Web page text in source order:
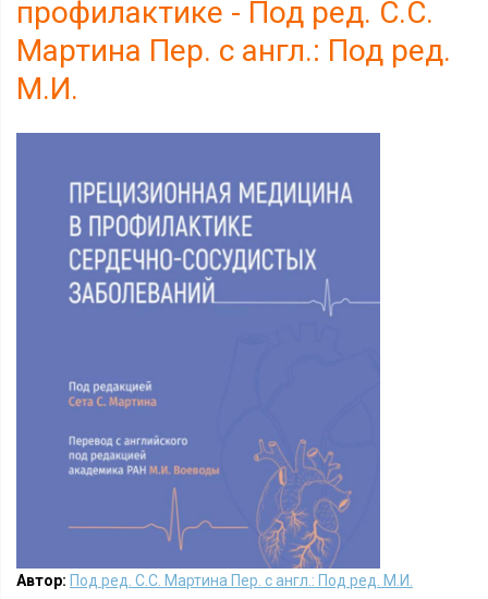
профилактике - Под ред. С.С.
Мартина Пер. с англ.: Под ред.
М.И.
Автор: Под ред. С.С. Мартина Пер. с англ.: Под ред. М.И.